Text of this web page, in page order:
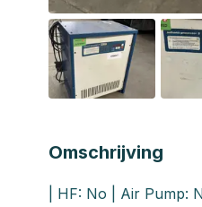
Omschrijving
| HF: No | Air Pump: